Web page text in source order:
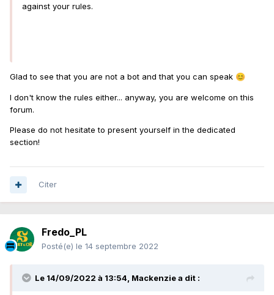
against your rules.
Glad to see that you are not a bot and that you can speak 😊
I don't know the rules either... anyway, you are welcome on this
forum.
Please do not hesitate to present yourself in the dedicated
section!
Citer
Fredo_PL
Posté(e) le 14 septembre 2022
Le 14/09/2022 à 13:54, Mackenziea dit :